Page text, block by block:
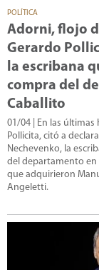
POLÍTICA
Adorni, flojo
Gerardo
la escribana
compra del
Caballito
01/04 | En las
Pollicita, citó a
Nechevenko, la
del departamento
que adquirieron
Angeletti.